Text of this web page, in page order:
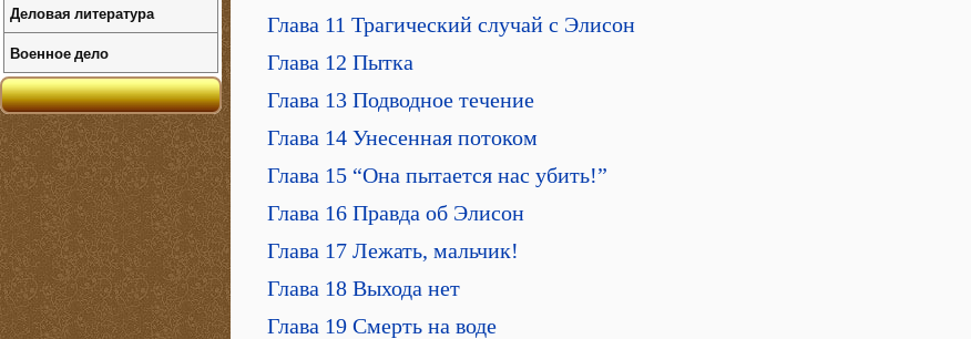
Глава 11 Трагический случай с Элисон
Глава 12 Пытка
Глава 13 Подводное течение
Глава 14 Унесенная потоком
Глава 15 “Она пытается нас убить!”
Глава 16 Правда об Элисон
Глава 17 Лежать, мальчик!
Глава 18 Выхода нет
Глава 19 Смерть на воде
Деловая литература
Военное дело